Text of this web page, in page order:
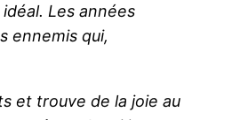
Les années
ennemis qui,
et trouve de la joie au